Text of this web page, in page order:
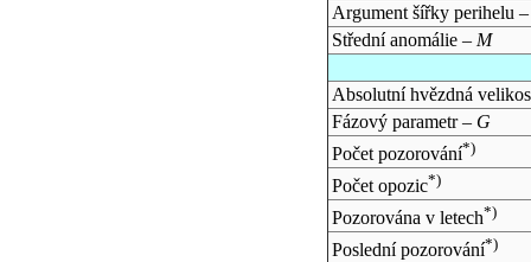
Argument šířky perihelu
Střední anomálie – M
Absolutní hvězdná
Fázový parametr – G
Počet pozorování*)
Počet opozic*)
Pozorována v letech*)
Poslední pozorování*)